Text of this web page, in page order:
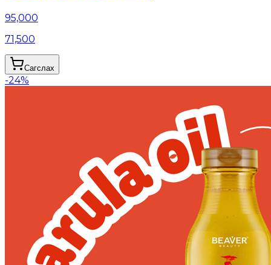
95,000
71,500
Сагслах
-24%